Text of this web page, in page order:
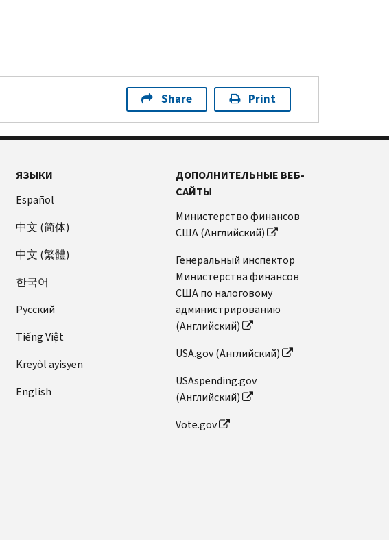
Share Print
ЯЗЫКИ
Español
中文 (简体)
中文 (繁體)
한국어
Pусский
Tiếng Việt
Kreyòl ayisyen
English
ДОПОЛНИТЕЛЬНЫЕ ВЕБ-
САЙТЫ
Министерство финансов
США (Английский)
Генеральный инспектор
Министерства финансов
США по налоговому
администрированию
(Английский)
USA.gov (Английский)
USAspending.gov
(Английский)
Vote.gov